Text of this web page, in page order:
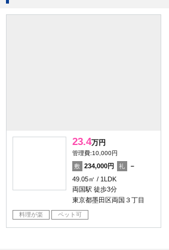
23.4万円
管理費:10,000円
敷 234,000円 礼
－
49.05㎡
1LDK
両国駅 徒歩3分
東京都墨田区両国３丁目
料理が楽 ペット可